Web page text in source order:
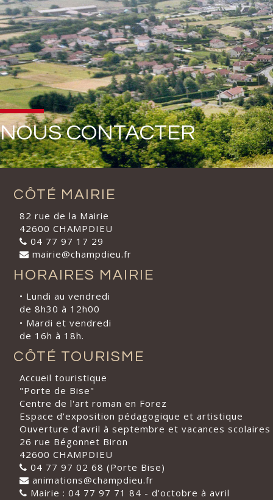
NOUS CONTACTER
CÔTÉ MAIRIE
82 rue de la Mairie
42600 CHAMPDIEU
04 77 97 17 29
mairie@champdieu.fr
HORAIRES MAIRIE
• Lundi au vendredi
de 8h30 à 12h00
• Mardi et vendredi
de 16h à 18h.
CÔTÉ TOURISME
Accueil touristique
"Porte de Bise"
Centre de l'art roman en Forez
Espace d'exposition pédagogique et artistique
Ouverture d'avril à septembre et vacances scolaires
26 rue Bégonnet Biron
42600 CHAMPDIEU
04 77 97 02 68 (Porte Bise)
animations@champdieu.fr
Mairie : 04 77 97 71 84 - d'octobre à avril